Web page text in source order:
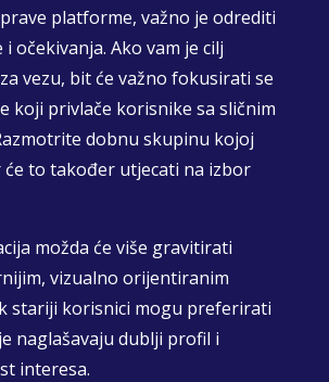
platforme, važno je odrediti
očekivanja. Ako vam je cilj
vezu, bit će važno fokusirati se
koji privlače korisnike sa sličnim
dobnu skupinu kojoj
će to također utjecati na izbor
možda će više gravitirati
vizualno orijentiranim
stariji korisnici mogu preferirati
naglašavaju dublji profil i
interesa.